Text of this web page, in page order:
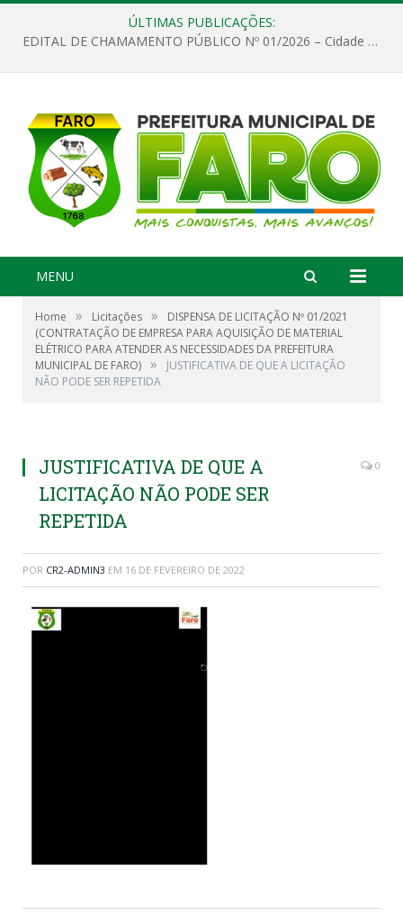
ÚLTIMAS PUBLICAÇÕES:
EDITAL DE CHAMAMENTO PÚBLICO Nº 01/2026 – Cidade de Faro
MENU
Home » Licitações »
DISPENSA DE LICITAÇÃO Nº 01/2021
(CONTRATAÇÃO DE EMPRESA PARA AQUISIÇÃO DE MATERIAL
ELÉTRICO PARA ATENDER AS NECESSIDADES DA PREFEITURA
MUNICIPAL DE FARO) »
JUSTIFICATIVA DE QUE A LICITAÇÃO
NÃO PODE SER REPETIDA
JUSTIFICATIVA DE QUE A
LICITAÇÃO NÃO PODE SER
REPETIDA
0
POR CR2-ADMIN3 EM 16 DE FEVEREIRO DE 2022